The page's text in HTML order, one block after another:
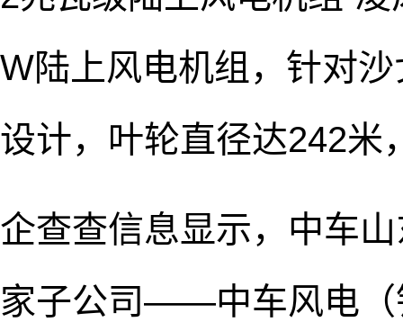
W陆上风电机组，针对
设计，叶轮直径达242米
企查查信息显示，中车
家子公司——中车风电（